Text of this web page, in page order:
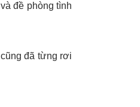
đề phòng tình
đã từng rơi